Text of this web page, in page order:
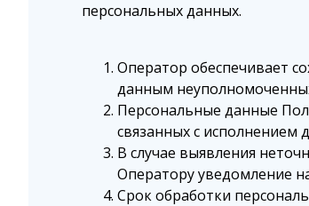
персональных данных.
Оператор обеспечивает
данным
Персональные данные
связанных с исполнением
В случае выявления
Оператору уведомление
Срок обработки